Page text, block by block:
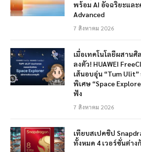
พร้อม AI อัจฉริยะและ
Advanced
7 สิงหาคม 2026
เมื่อเทคโนโลยีผสานศิ
ลงตัว! HUAWEI
เส้นอบอุ่น “Tum
พิเศษ “Space
ฟัง
7 สิงหาคม 2026
เทียบสเปคชิป
ทั้งหมด 4 เวอร์ชั่นต่าง